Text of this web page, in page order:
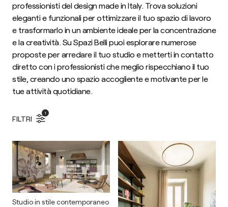
professionisti del design made in Italy. Trova soluzioni
eleganti e funzionali per ottimizzare il tuo spazio di lavoro
e trasformarlo in un ambiente ideale per la concentrazione
e la creatività. Su Spazi Belli puoi esplorare numerose
proposte per arredare il tuo studio e metterti in contatto
diretto con i professionisti che meglio rispecchiano il tuo
stile, creando uno spazio accogliente e motivante per le
tue attività quotidiane.
FILTRI
1
Studio in stile contemporaneo